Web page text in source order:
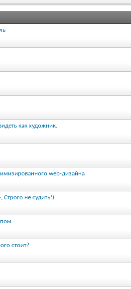
как художник.
web-дизайна
не судить!)
стоит?